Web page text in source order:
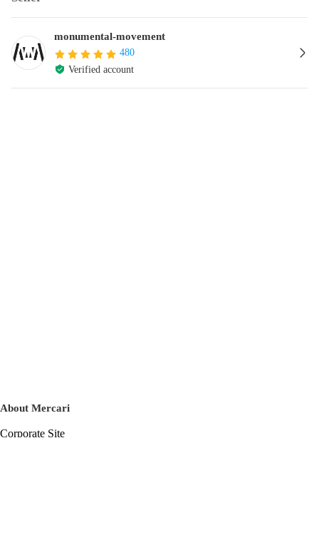
monumental-movement
480
Verified account
About Mercari
Corporate Site